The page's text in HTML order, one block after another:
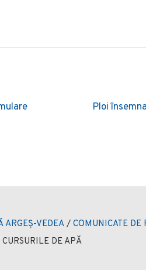
Ploi
VEDEA /COMUNICATE DE
DE APĂ